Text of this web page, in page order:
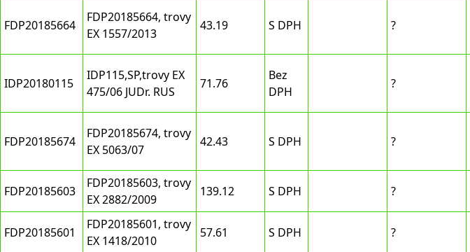
FDP20185664
FDP20185664, trovy
EX 1557/2013
43.19 S DPH ?
IDP20180115
IDP115,SP,trovy EX
475/06 JUDr. RUS
71.76
Bez
DPH
?
FDP20185674
FDP20185674, trovy
EX 5063/07
42.43 S DPH ?
FDP20185603
FDP20185603, trovy
EX 2882/2009
139.12 S DPH ?
FDP20185601
FDP20185601, trovy
EX 1418/2010
57.61 S DPH ?